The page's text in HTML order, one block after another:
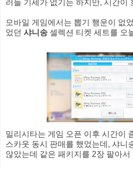
러들 기세가 없기는 하지만, 시간이
모바일 게임에서는 뽑기 행운이 없
었던 샤니송 셀렉션 티켓 세트를 오
밀리시타는 게임 오픈 이후 시간이
스카웃 동시 판매를 했었는데, 샤니
않았는데 같은 패키지를 2장 팔아서